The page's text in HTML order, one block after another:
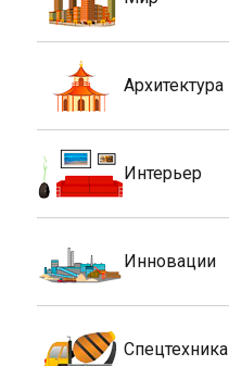
Архитектура
Интерьер
Инновации
Спецтехника